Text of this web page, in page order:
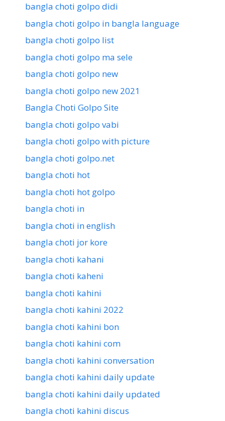
bangla choti golpo didi
bangla choti golpo in bangla language
bangla choti golpo list
bangla choti golpo ma sele
bangla choti golpo new
bangla choti golpo new 2021
Bangla Choti Golpo Site
bangla choti golpo vabi
bangla choti golpo with picture
bangla choti golpo.net
bangla choti hot
bangla choti hot golpo
bangla choti in
bangla choti in english
bangla choti jor kore
bangla choti kahani
bangla choti kaheni
bangla choti kahini
bangla choti kahini 2022
bangla choti kahini bon
bangla choti kahini com
bangla choti kahini conversation
bangla choti kahini daily update
bangla choti kahini daily updated
bangla choti kahini discus